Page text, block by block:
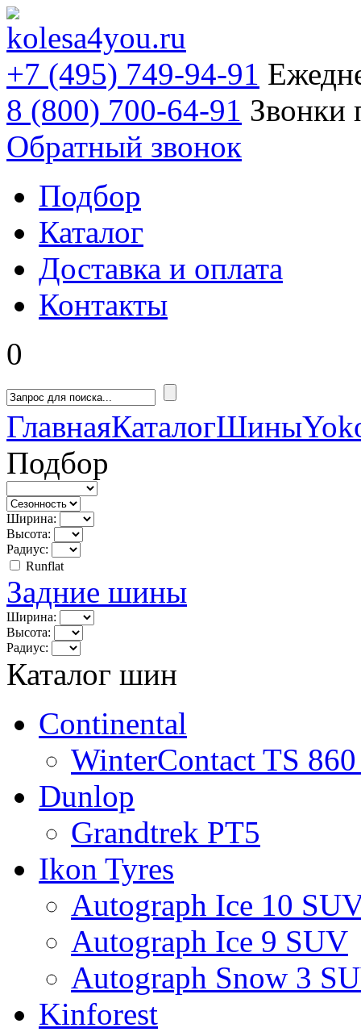
+7 (495) 749-94-91
8 (800) 700-64-91 Звонки
Обратный звонок
Подбор
Каталог
Доставка и оплата
Контакты
0
ГлавнаяКаталогШины
Подбор
Ширина:
Высота:
Радиус:
Runflat
Задние шины
Ширина:
Высота:
Радиус:
Каталог шин
Continental
WinterContact TS
Dunlop
Grandtrek PT5
Ikon Tyres
Autograph Ice 10
Autograph Ice 9 SUV
Autograph Snow 3
Kinforest